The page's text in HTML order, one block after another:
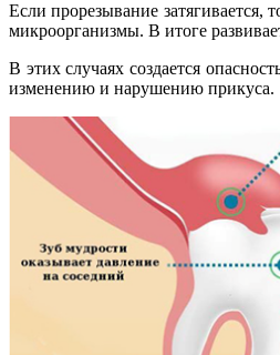
Если прорезывание
микроорганизмы. В итоге
В этих случаях создается
изменению и нарушению прикуса.